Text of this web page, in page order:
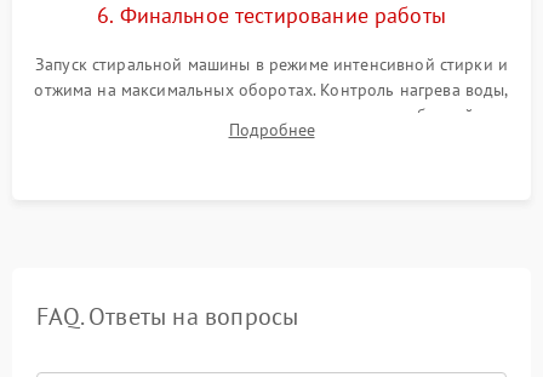
6. Финальное тестирование работы
Запуск стиральной машины в режиме интенсивной стирки и
отжима на максимальных оборотах. Контроль нагрева воды,
корректности слива, отсутствия излишних вибраций,
посторонних стуков и протечек под корпусом.
Подробнее
FAQ. Ответы на вопросы